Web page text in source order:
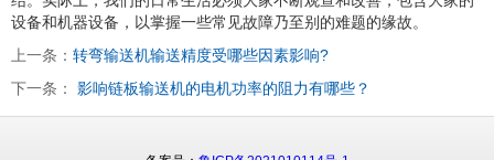
设备和机器设备，以掌握一些常见故障乃至别的难题的缘故。
上一条： 转弯输送机输送精度受哪些因素影响?
下一条：
影响链板输送机的电机功率的阻力有哪些？